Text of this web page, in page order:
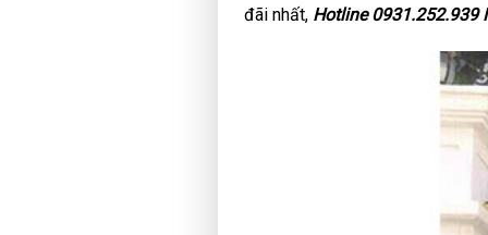
đãi nhất, Hotline 0931.252.939